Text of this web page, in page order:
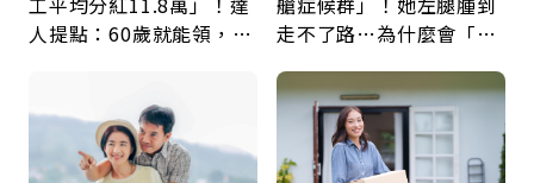
人提點：60歲就能領，重
走不了路…為什麼會「靜
注意